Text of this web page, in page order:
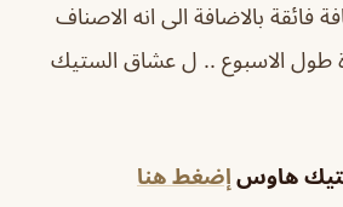
فائقة بالاضافة الى انه الاصناف
طول الاسبوع .. ل عشاق الستيك
هاوس إضغط هنا